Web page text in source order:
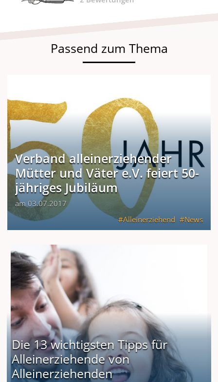
Passend zum Thema
Verband alleinerziehender
Mütter und Väter e.V. feiert 50-
jähriges Jubiläum
am 03.07.2017
Alleinerziehend
News
Die 13 wichtigsten Tipps für
Alleinerziehende von
Alleinerziehenden